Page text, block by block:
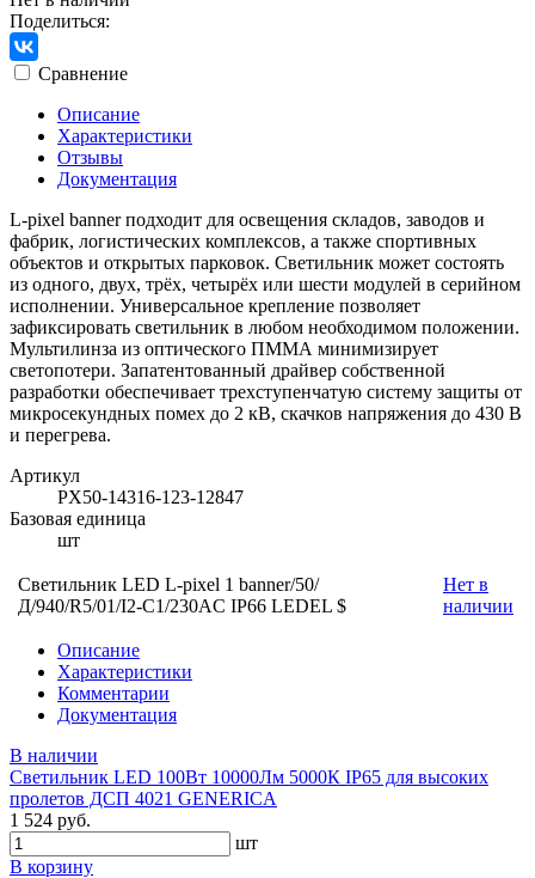
Поделиться:
Сравнение
Описание
Характеристики
Отзывы
Документация
L-pixel banner подходит для освещения складов, заводов и
фабрик, логистических комплексов, а также спортивных
объектов и открытых парковок. Светильник может состоять
из одного, двух, трёх, четырёх или шести модулей в серийном
исполнении. Универсальное крепление позволяет
зафиксировать светильник в любом необходимом положении.
Мультилинза из оптического ПММА минимизирует
светопотери. Запатентованный драйвер собственной
разработки обеспечивает трехступенчатую систему защиты от
микросекундных помех до 2 кВ, скачков напряжения до 430 В
и перегрева.
Артикул
PX50-14316-123-12847
Базовая единица
шт
Светильник LED L-pixel 1 banner/50/
Д/940/R5/01/I2-C1/230AC IP66 LEDEL $
Нет в
наличии
Описание
Характеристики
Комментарии
Документация
В наличии
Светильник LED 100Вт 10000Лм 5000К IP65 для высоких
пролетов ДСП 4021 GENERICA
1 524 руб.
шт
В корзину